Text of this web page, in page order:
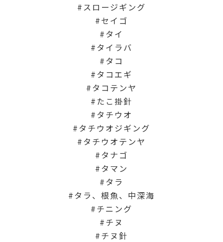
スロージギング
セイゴ
タイ
タイラバ
タコ
タコエギ
タコテンヤ
たこ掛針
タチウオ
タチウオジギング
タチウオテンヤ
タナゴ
タマン
タラ
タラ、根魚、中深海
チニング
チヌ
チヌ針